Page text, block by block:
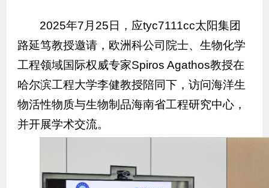
2025年7月25日，应tyc7111cc太阳集团
路延笃教授邀请，欧洲科公司院士、生物化学
工程领域国际权威专家Spiros Agathos教授在
哈尔滨工程大学李健教授陪同下，访问海洋生
物活性物质与生物制品海南省工程研究中心，
并开展学术交流。